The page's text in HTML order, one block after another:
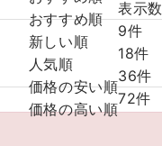
おすすめ順
新しい順
人気順
価格の安い順
価格の高い順
表示数
9件
18件
36件
72件